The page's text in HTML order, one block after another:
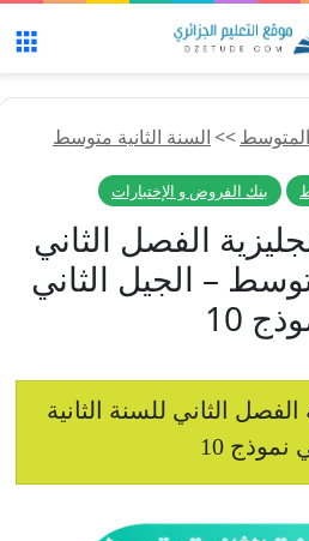
المتوسط>>السنة الثانية متوسط
بنك الفروض و الإختبارات
الفصل الثاني
– الجيل الثاني
10
الفصل الثاني للسنة الثانية
10